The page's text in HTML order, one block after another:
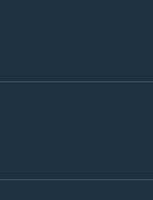
terminálom.
terminálom.